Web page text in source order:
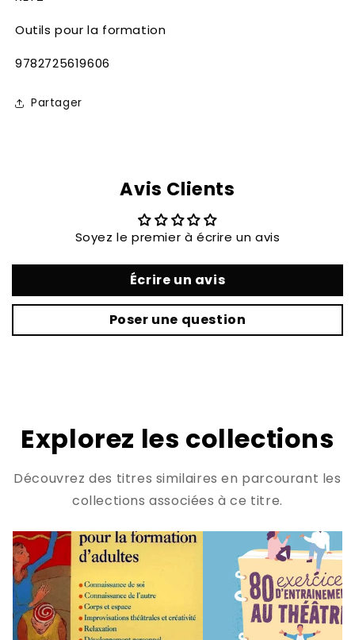
Outils pour la formation
SKU:
9782725619606
Partager
Avis Clients
Soyez le premier à écrire un avis
Écrire un avis
Poser une question
Explorez les collections
Découvrez des titres similaires en parcourant les
collections associées à ce titre.